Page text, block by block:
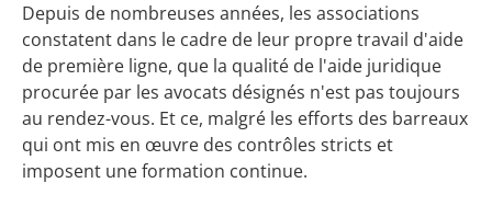
Depuis de nombreuses années, les associations
constatent dans le cadre de leur propre travail d'aide
de première ligne, que la qualité de l'aide juridique
procurée par les avocats désignés n'est pas toujours
au rendez-vous. Et ce, malgré les efforts des barreaux
qui ont mis en œuvre des contrôles stricts et
imposent une formation continue.